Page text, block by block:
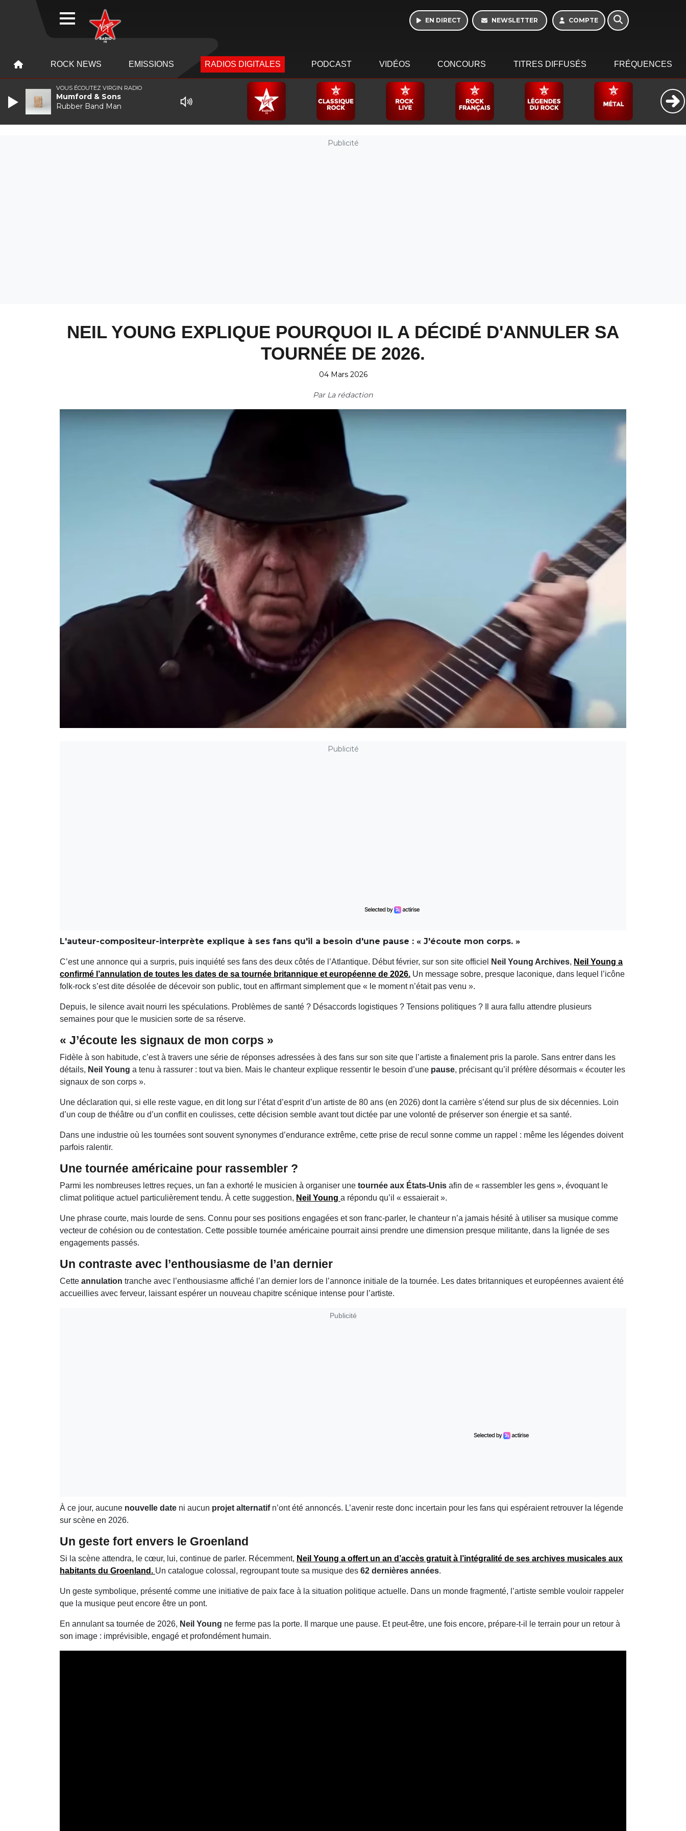
EN DIRECT NEWSLETTER COMPTE
ROCK NEWS EMISSIONS RADIOS DIGITALES PODCAST VIDÉOS CONCOURS TITRES DIFFUSÉS FRÉQUENCES
Publicité
NEIL YOUNG EXPLIQUE POURQUOI IL A DÉCIDÉ D'ANNULER SA
TOURNÉE DE 2026.
04 Mars 2026
Par La rédaction
Publicité
L'auteur-compositeur-interprète explique à ses fans qu'il a besoin d'une pause : « J'écoute mon corps. »
C’est une annonce qui a surpris, puis inquiété ses fans des deux côtés de l’Atlantique. Début février, sur son site officiel Neil Young Archives, Neil Young a
confirmé l’annulation de toutes les dates de sa tournée britannique et européenne de 2026. Un message sobre, presque laconique, dans lequel l’icône
folk-rock s’est dite désolée de décevoir son public, tout en affirmant simplement que « le moment n’était pas venu ».
Depuis, le silence avait nourri les spéculations. Problèmes de santé ? Désaccords logistiques ? Tensions politiques ? Il aura fallu attendre plusieurs
semaines pour que le musicien sorte de sa réserve.
« J’écoute les signaux de mon corps »
Fidèle à son habitude, c’est à travers une série de réponses adressées à des fans sur son site que l’artiste a finalement pris la parole. Sans entrer dans les
détails, Neil Young a tenu à rassurer : tout va bien. Mais le chanteur explique ressentir le besoin d’une pause, précisant qu’il préfère désormais « écouter les
signaux de son corps ».
Une déclaration qui, si elle reste vague, en dit long sur l’état d’esprit d’un artiste de 80 ans (en 2026) dont la carrière s’étend sur plus de six décennies. Loin
d’un coup de théâtre ou d’un conflit en coulisses, cette décision semble avant tout dictée par une volonté de préserver son énergie et sa santé.
Dans une industrie où les tournées sont souvent synonymes d’endurance extrême, cette prise de recul sonne comme un rappel : même les légendes doivent
parfois ralentir.
Une tournée américaine pour rassembler ?
Parmi les nombreuses lettres reçues, un fan a exhorté le musicien à organiser une tournée aux États-Unis afin de « rassembler les gens », évoquant le
climat politique actuel particulièrement tendu. À cette suggestion, Neil Young a répondu qu’il « essaierait ».
Une phrase courte, mais lourde de sens. Connu pour ses positions engagées et son franc-parler, le chanteur n’a jamais hésité à utiliser sa musique comme
vecteur de cohésion ou de contestation. Cette possible tournée américaine pourrait ainsi prendre une dimension presque militante, dans la lignée de ses
engagements passés.
Un contraste avec l’enthousiasme de l’an dernier
Cette annulation tranche avec l’enthousiasme affiché l’an dernier lors de l’annonce initiale de la tournée. Les dates britanniques et européennes avaient été
accueillies avec ferveur, laissant espérer un nouveau chapitre scénique intense pour l’artiste.
Publicité
À ce jour, aucune nouvelle date ni aucun projet alternatifn’ont été annoncés. L’avenir reste donc incertain pour les fans qui espéraient retrouver la légende
sur scène en 2026.
Un geste fort envers le Groenland
Si la scène attendra, le cœur, lui, continue de parler. Récemment, Neil Young a offert un an d’accès gratuit à l’intégralité de ses archives musicales aux
habitants du Groenland . Un catalogue colossal, regroupant toute sa musique des 62 dernières années.
Un geste symbolique, présenté comme une initiative de paix face à la situation politique actuelle. Dans un monde fragmenté, l’artiste semble vouloir rappeler
que la musique peut encore être un pont.
En annulant sa tournée de 2026, Neil Young ne ferme pas la porte. Il marque une pause. Et peut-être, une fois encore, prépare-t-il le terrain pour un retour à
son image : imprévisible, engagé et profondément humain.
VOUS ÉCOUTEZ VIRGIN RADIO
Mumford & Sons
Rubber Band Man
WEBRADIO